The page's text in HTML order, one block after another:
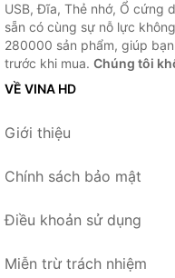
USB, Đĩa, Thẻ nhớ, Ổ cứng
sẵn có cùng sự nỗ lực
280000 sản phẩm, giúp
trước khi mua. Chúng tôi
VỀ VINA HD
Giới thiệu
Chính sách bảo mật
Điều khoản sử dụng
Miễn trừ trách nhiệm